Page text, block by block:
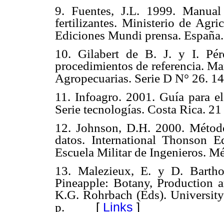
9. Fuentes, J.L. 1999.
fertilizantes. Ministerio de
Ediciones Mundi prensa.
10. Gilabert de B. J. y I.
procedimientos de referencia.
Agropecuarias. Serie D N° 26.
11. Infoagro. 2001. Guía para
Serie tecnologías. Costa Rica.
12. Johnson, D.H. 2000.
datos. International Thonson
Escuela Militar de Ingenieros.
13. Malezieux, E. y D.
Pineapple: Botany, Production
K.G. Rohrbach (Eds).
p. [ Links ]